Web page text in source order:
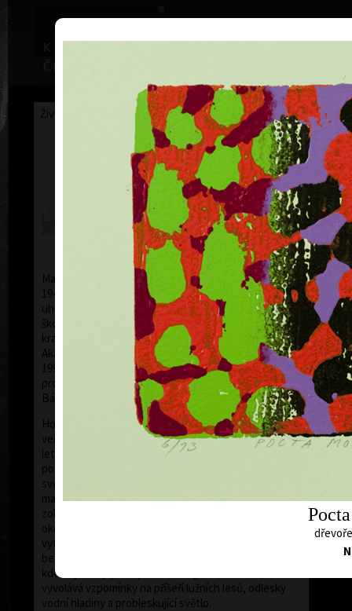
Životopis Výstavy Ocenění Sbírky
František
Hodonský
* 19. 2. 1945
Malíř a grafik František Hodonský se narodil 19. února
1945 v Moravském Písku. Po studiích na
uherskohradišťské střední uměleckoprůmyslové
škole studoval v letech 1963 až 1969 v ateliéru
krajinářské malby u prof. Františka Jiroudka na
Akademii výtvarných umění v Praze. V období 1990 až
1997 byl profesorem na AVU v Praze a od roku 1998 je
profesorem současné malby na Akademii umění v
Bánské Bystrici na Slovensku.
Hodonský, který vstoupil do širšího povědomí kulturní
veřejnosti na přelomu šedesátých a sedmdesátých
let 20. století, se po dlouhá léta věnuje malbě. Svou
pozici si v dějinách českého výtvarného umění získal
svébytným zacházením s barvou, expresivitou
malířského projevu i nevšední monumentalitou v
zobrazování krajiny. Krajina - především lužní lesy v
okolí Břeclavi, odkud pochází - poutá jeho pozornost
vytrvale. V posledních letech ji zachycuje téměř
bezvýhradně. Nejen ve svých rozměrných malbách,
kde nejčastěji pracuje se smaragdovou zelení, která
vyvolává vzpomínky na příšeří lužních lesů, odlesky
vodní hladiny a probleskující světlo.